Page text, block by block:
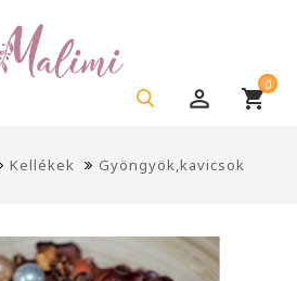
0
Kellékek Gyöngyök,kavicsok